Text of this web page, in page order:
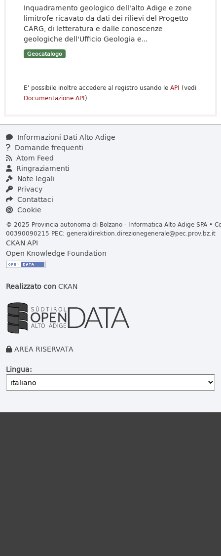
Inquadramento geologico dell'alto Adige e zone
limitrofe ricavato da dati dei rilievi del Progetto
CARG, di letteratura e dalle conoscenze
geologiche dell'Ufficio Geologia e...
Geocatalogo
E' possibile inoltre accedere al registro usando le API (vedi
Documentazione API).
Informazioni Dati Alto Adige
Domande frequenti
Atom Feed
Ringraziamenti
Note legali
Privacy
Contattaci
Cookie
© 2025 Provincia autonoma di Bolzano - Informatica Alto Adige SPA •
00390090215 PEC: generaldirektion.direzionegenerale@pec.prov.bz.it
CKAN API
Open Knowledge Foundation
Realizzato conCKAN
AREA RISERVATA
Lingua